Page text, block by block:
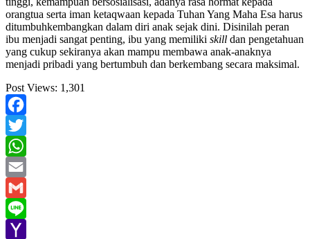
orangtua serta iman ketaqwaan kepada Tuhan Yang Maha Esa harus
ditumbuhkembangkan dalam diri anak sejak dini. Disinilah peran
ibu menjadi sangat penting, ibu yang memiliki skill dan pengetahuan
yang cukup sekiranya akan mampu membawa anak-anaknya
menjadi pribadi yang bertumbuh dan berkembang secara maksimal.
Post Views: 1,301
Facebook
Twitter
WhatsApp
Email
Gmail
Line